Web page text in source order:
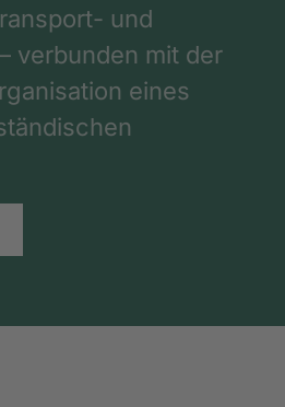
und
verbunden mit der
eines